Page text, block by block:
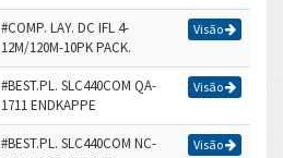
#COMP. LAY. DC IFL 4-
12M/120M-10PK PACK.
Visão
#BEST.PL. SLC440COM QA-
1711 ENDKAPPE
Visão
#BEST.PL. SLC440COM NC-
Visão